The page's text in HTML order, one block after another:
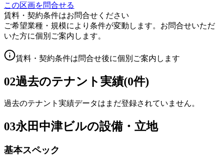
この区画を問合せる
賃料・契約条件はお問合せください
ご希望業種・規模により条件が変動します。お問合せいただ
いた方に個別ご案内します。
賃料・契約条件は問合せ後に個別ご案内します
02過去のテナント実績(0件)
過去のテナント実績データはまだ登録されていません。
03永田中津ビルの設備・立地
基本スペック